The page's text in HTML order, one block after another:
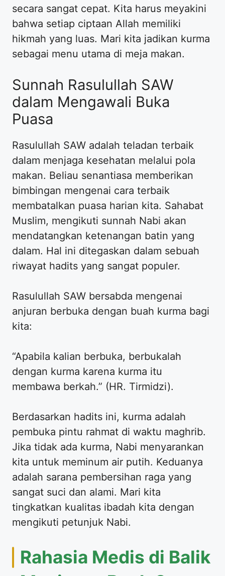
secara sangat cepat. Kita harus meyakini
bahwa setiap ciptaan Allah memiliki
hikmah yang luas. Mari kita jadikan kurma
sebagai menu utama di meja makan.
Sunnah Rasulullah SAW
dalam Mengawali Buka
Puasa
Rasulullah SAW adalah teladan terbaik
dalam menjaga kesehatan melalui pola
makan. Beliau senantiasa memberikan
bimbingan mengenai cara terbaik
membatalkan puasa harian kita. Sahabat
Muslim, mengikuti sunnah Nabi akan
mendatangkan ketenangan batin yang
dalam. Hal ini ditegaskan dalam sebuah
riwayat hadits yang sangat populer.
Rasulullah SAW bersabda mengenai
anjuran berbuka dengan buah kurma bagi
kita:
“Apabila kalian berbuka, berbukalah
dengan kurma karena kurma itu
membawa berkah.” (HR. Tirmidzi).
Berdasarkan hadits ini, kurma adalah
pembuka pintu rahmat di waktu maghrib.
Jika tidak ada kurma, Nabi menyarankan
kita untuk meminum air putih. Keduanya
adalah sarana pembersihan raga yang
sangat suci dan alami. Mari kita
tingkatkan kualitas ibadah kita dengan
mengikuti petunjuk Nabi.
Rahasia Medis di Balik